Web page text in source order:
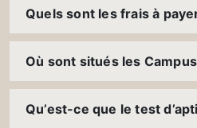
Où sont situés les Campus